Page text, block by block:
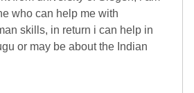
who can help me with
skills, in return i can help in
or may be about the Indian